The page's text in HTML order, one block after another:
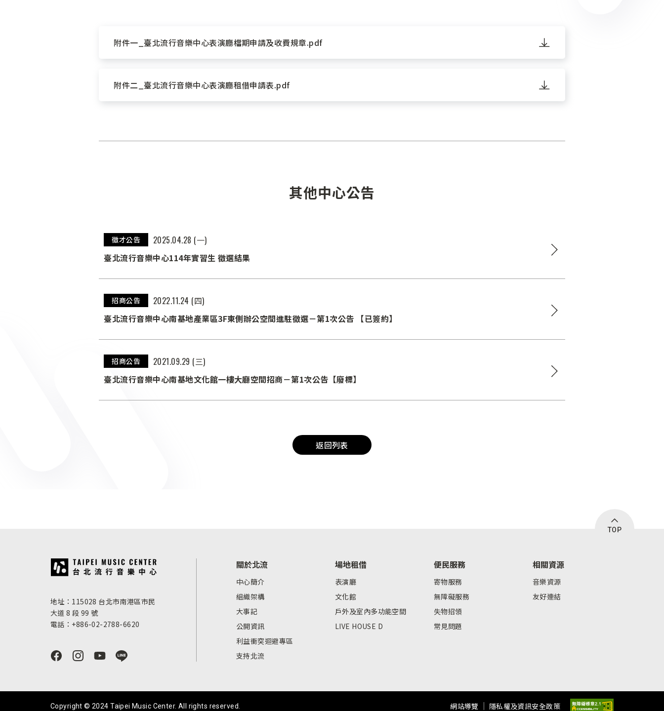
附件一_臺北流行音樂中心表演廳檔期申請及收費規章.pdf
附件二_臺北流行音樂中心表演廳租借申請表.pdf
其他中心公告
徵才公告
2025.04.28 (一)
臺北流行音樂中心114年實習生 徵選結果
招商公告
2022.11.24 (四)
臺北流行音樂中心南基地產業區3F東側辦公空間進駐徵選－第1次公告 【已簽約】
招商公告
2021.09.29 (三)
臺北流行音樂中心南基地文化館一樓大廳空間招商－第1次公告【廢標】
返回列表
TOP
:::
地址：115028 台北市南港區市民
大道 8 段 99 號
電話：+886-02-2788-6620
關於北流
中心簡介
組織架構
大事記
公開資訊
利益衝突迴避專區
支持北流
場地租借
表演廳
文化館
戶外及室內多功能空間
LIVE HOUSE D
便民服務
寄物服務
無障礙服務
失物招領
常見問題
相關資源
音樂資源
友好連結
Copyright © 2024 Taipei Music Center. All rights reserved. 網站導覽 隱私權及資訊安全政策